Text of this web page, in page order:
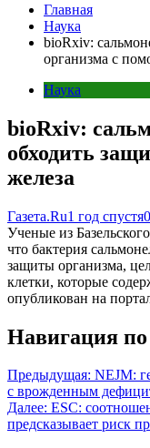
Главная
Наука
bioRxiv:
организма с
Наука
bioRxiv:
обходить
железа
Газета.Ru1 год спустя0
Ученые из
что бактерия
защиты организма,
клетки, которые
опубликован на
Навигация
Предыдущая: NEJM:
с врожденным
Далее: ESC:
предсказывает риск